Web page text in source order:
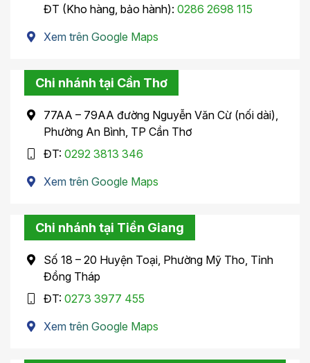
ĐT (Kho hàng, bảo hành): 0286 2698 115
Xem trên Google Maps
Chi nhánh tại Cần Thơ
77AA – 79AA đường Nguyễn Văn Cừ (nối dài),
Phường An Bình, TP Cần Thơ
ĐT: 0292 3813 346
Xem trên Google Maps
Chi nhánh tại Tiền Giang
Số 18 – 20 Huyện Toại, Phường Mỹ Tho, Tỉnh
Đồng Tháp
ĐT: 0273 3977 455
Xem trên Google Maps